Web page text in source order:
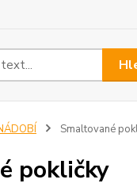
Smaltované
pokličky